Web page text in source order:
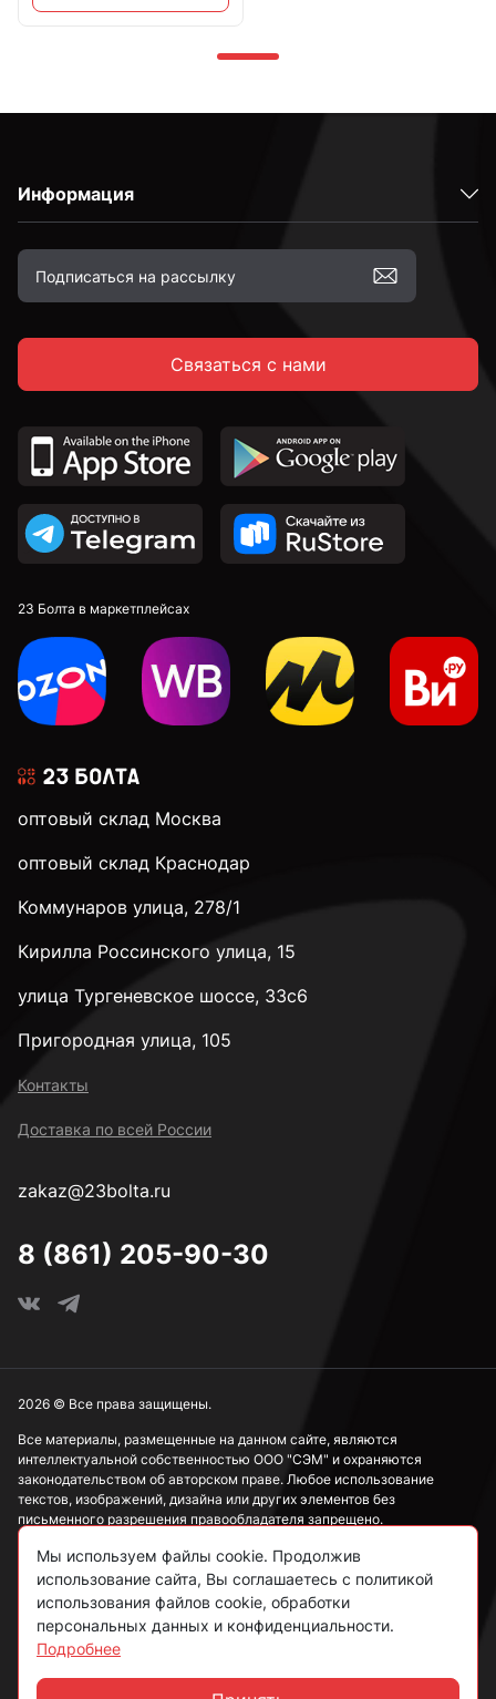
Информация
Связаться с нами
23 Болта в маркетплейсах
оптовый склад Москва
оптовый склад Краснодар
Коммунаров улица, 278/1
Кирилла Россинского улица, 15
улица Тургеневское шоссе, 33с6
Пригородная улица, 105
Контакты
Доставка по всей России
zakaz@23bolta.ru
8 (861) 205-90-30
Все материалы, размещенные на данном сайте, являются
интеллектуальной собственностью ООО "СЭМ" и охраняются
законодательством об авторском праве. Любое использование
текстов, изображений, дизайна или других элементов без
письменного разрешения правообладателя запрещено.
Информация, представленная на сайте, носит исключительно
ознакомительный характер и не может рассматриваться как
публичная оферта в соответствии со ст. 437 ГК РФ.
Политика конфиденциальности
Согласие на обработку данных
2026 © Все права защищены.
Мы используем файлы cookie. Продолжив
использование сайта, Вы соглашаетесь с политикой
использования файлов cookie, обработки
персональных данных и конфиденциальности.
Подробнее